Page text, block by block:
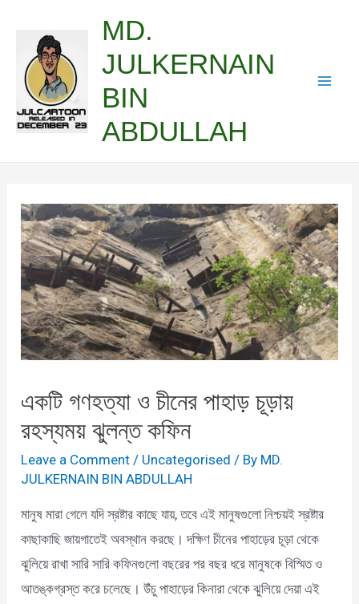
content
MD.
JULKERNAIN
BIN
ABDULLAH
একটি গণহত্যা ও চীনের পাহাড় চূড়ায়
রহস্যময় ঝুলন্ত কফিন
Leave a Comment / Uncategorised / By MD.
JULKERNAIN BIN ABDULLAH
মানুষ মারা গেলে যদি স্রষ্টার কাছে যায়, তবে এই মানুষগুলো নিশ্চয়ই স্রষ্টার
কাছাকাছি জায়গাতেই অবস্থান করছে। দক্ষিণ চীনের পাহাড়ের চূড়া থেকে
ঝুলিয়ে রাখা সারি সারি কফিনগুলো বছরের পর বছর ধরে মানুষকে বিস্মিত ও
আতঙ্কগ্রস্ত করে চলেছে। উঁচু পাহাড়ের কিনারা থেকে ঝুলিয়ে দেয়া এই